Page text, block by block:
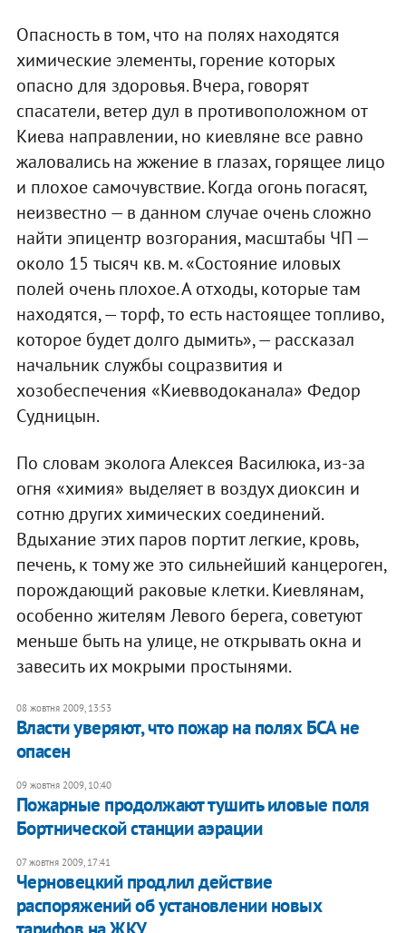
Опасность в том, что на полях находятся
химические элементы, горение которых
опасно для здоровья. Вчера, говорят
спасатели, ветер дул в противоположном от
Киева направлении, но киевляне все равно
жаловались на жжение в глазах, горящее лицо
и плохое самочувствие. Когда огонь погасят,
неизвестно — в данном случае очень сложно
найти эпицентр возгорания, масштабы ЧП —
около 15 тысяч кв. м. «Состояние иловых
полей очень плохое. А отходы, которые там
находятся, — торф, то есть настоящее топливо,
которое будет долго дымить», — рассказал
начальник службы соцразвития и
хозобеспечения «Киевводоканала» Федор
Судницын.
По словам эколога Алексея Василюка, из-за
огня «химия» выделяет в воздух диоксин и
сотню других химических соединений.
Вдыхание этих паров портит легкие, кровь,
печень, к тому же это сильнейший канцероген,
порождающий раковые клетки. Киевлянам,
особенно жителям Левого берега, советуют
меньше быть на улице, не открывать окна и
завесить их мокрыми простынями.
08 жовтня 2009, 13:53
Власти уверяют, что пожар на полях БСА не
опасен
09 жовтня 2009, 10:40
Пожарные продолжают тушить иловые поля
Бортнической станции аэрации
07 жовтня 2009, 17:41
Черновецкий продлил действие
распоряжений об установлении новых